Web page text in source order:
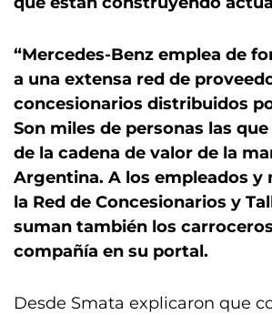
“Mercedes-Benz emplea de
a una extensa red de
concesionarios distribuidos
Son miles de personas las
de la cadena de valor de la
Argentina. A los empleados y
la Red de Concesionarios y
suman también los
compañía en su portal.
Desde Smata explicaron que